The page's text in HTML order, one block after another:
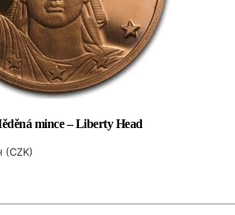
mince – Liberty Head
(CZK)